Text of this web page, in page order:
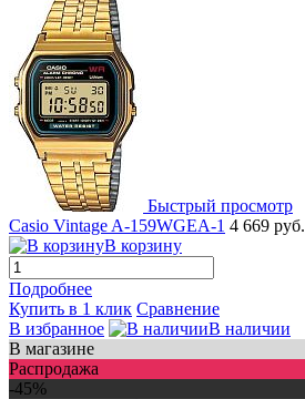
Быстрый просмотр
Casio Vintage A-159WGEA-1 4 669 руб.
В корзину
Подробнее
Купить в 1 клик Сравнение
В избранное
В наличии
В магазине
Распродажа
-45%